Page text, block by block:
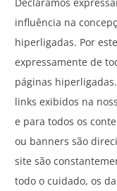
influência na
hiperligadas. Por
expressamente de
páginas
links exibidos na
e para todos os
ou banners são
site são
todo o cuidado, os